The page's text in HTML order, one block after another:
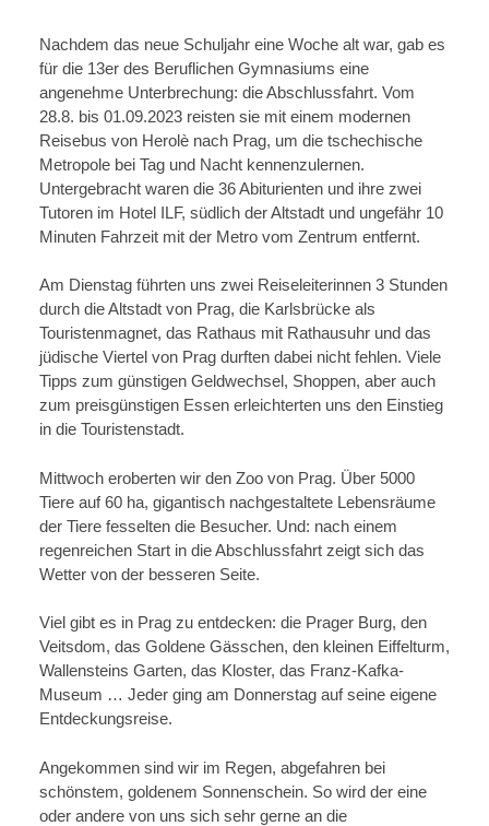
Nachdem das neue Schuljahr eine Woche alt war, gab es
für die 13er des Beruflichen Gymnasiums eine
angenehme Unterbrechung: die Abschlussfahrt. Vom
28.8. bis 01.09.2023 reisten sie mit einem modernen
Reisebus von Herolè nach Prag, um die tschechische
Metropole bei Tag und Nacht kennenzulernen.
Untergebracht waren die 36 Abiturienten und ihre zwei
Tutoren im Hotel ILF, südlich der Altstadt und ungefähr 10
Minuten Fahrzeit mit der Metro vom Zentrum entfernt.
Am Dienstag führten uns zwei Reiseleiterinnen 3 Stunden
durch die Altstadt von Prag, die Karlsbrücke als
Touristenmagnet, das Rathaus mit Rathausuhr und das
jüdische Viertel von Prag durften dabei nicht fehlen. Viele
Tipps zum günstigen Geldwechsel, Shoppen, aber auch
zum preisgünstigen Essen erleichterten uns den Einstieg
in die Touristenstadt.
Mittwoch eroberten wir den Zoo von Prag. Über 5000
Tiere auf 60 ha, gigantisch nachgestaltete Lebensräume
der Tiere fesselten die Besucher. Und: nach einem
regenreichen Start in die Abschlussfahrt zeigt sich das
Wetter von der besseren Seite.
Viel gibt es in Prag zu entdecken: die Prager Burg, den
Veitsdom, das Goldene Gässchen, den kleinen Eiffelturm,
Wallensteins Garten, das Kloster, das Franz-Kafka-
Museum … Jeder ging am Donnerstag auf seine eigene
Entdeckungsreise.
Angekommen sind wir im Regen, abgefahren bei
schönstem, goldenem Sonnenschein. So wird der eine
oder andere von uns sich sehr gerne an die